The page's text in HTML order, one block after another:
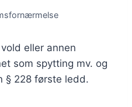
eller annen
som spytting mv. og
§ 228 første ledd.